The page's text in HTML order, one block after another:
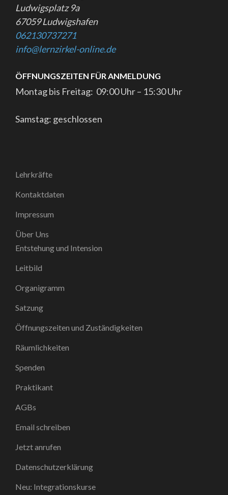
Ludwigsplatz 9a
67059 Ludwigshafen
062130737271
info@lernzirkel-online.de
ÖFFNUNGSZEITEN FÜR ANMELDUNG
Montag bis Freitag: 09:00 Uhr – 15:30 Uhr
Samstag: geschlossen
Lehrkräfte
Kontaktdaten
Impressum
Über Uns
Entstehung und Intension
Leitbild
Organigramm
Satzung
Öffnungszeiten und Zuständigkeiten
Räumlichkeiten
Spenden
Praktikant
AGBs
Email schreiben
Jetzt anrufen
Datenschutzerklärung
Neu: Integrationskurse